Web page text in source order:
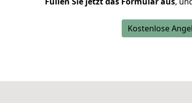
Kostenlose